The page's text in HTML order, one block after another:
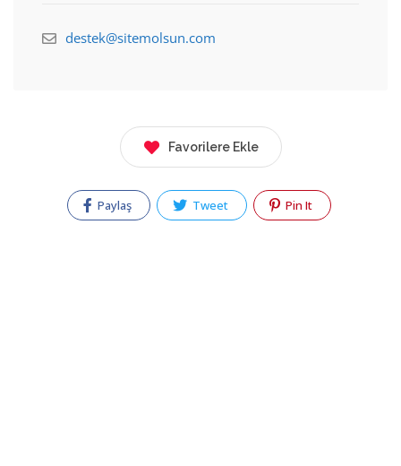
destek@sitemolsun.com
Favorilere Ekle
Paylaş Tweet Pin It